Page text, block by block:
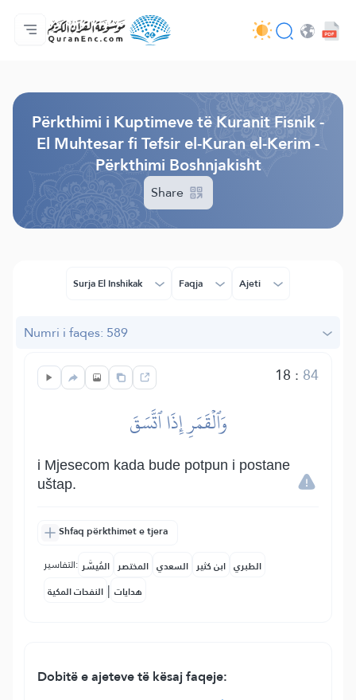
Ballina
Indeksi i Përkthimeve
Audio
Shërbime për zhvillues (programues) - API
Rreth projektit
Na kontaktoni
Gjuha
Përkthimi i Kuptimeve të Kuranit Fisnik -
El Muhtesar fi Tefsir el-Kuran el-Kerim -
Përkthimi Boshnjakisht
Share
Surja El Inshikak Faqja Ajeti
Numri i faqes: 589
18 : 84
وَٱلۡقَمَرِ إِذَا ٱتَّسَقَ
i Mjesecom kada bude potpun i postane
uštap.
Shfaq përkthimet e tjera
التفاسير: المُيسَّر المختصر السعدي ابن كثير الطبري
النفحات المكية | هدايات
Dobitë e ajeteve të kësaj faqeje: